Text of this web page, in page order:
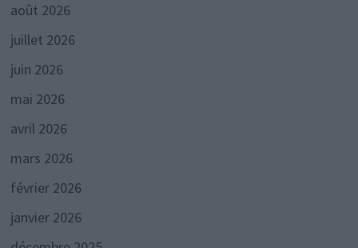
août 2026
juillet 2026
juin 2026
mai 2026
avril 2026
mars 2026
février 2026
janvier 2026